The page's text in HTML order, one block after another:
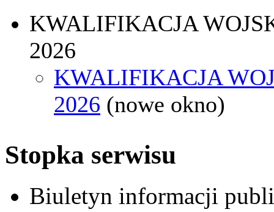
KWALIFIKACJA
2026
KWALIFIKACJA
2026 (nowe okno)
Stopka serwisu
Biuletyn informacji